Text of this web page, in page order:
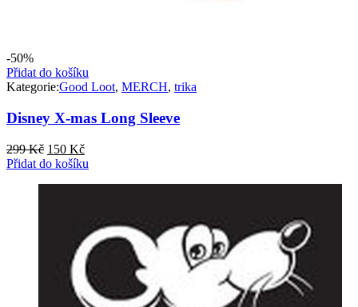
-50%
Přidat do košíku
Kategorie:Good Loot, MERCH, trika
Disney X-mas Long Sleeve
299Kč Původní
cena
150 KčAktuální
cena
Přidat do košíku